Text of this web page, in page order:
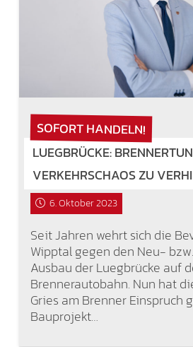
SOFORT HANDELN!
LUEGBRÜCKE:
VERKEHRSCHAOS ZU
6. Oktober 2023
Seit Jahren wehrt sich die
Wipptal gegen den Neu-
Ausbau der Luegbrücke auf
Brennerautobahn. Nun hat
Gries am Brenner Einspruch
Bauprojekt…